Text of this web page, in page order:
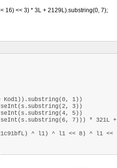
16) << 3) * 3L + 2129L).substring(0, 7);
1))
3))
5))
7))) * 321L +
^ l1) ^ l1 << 8) ^ l1 <<